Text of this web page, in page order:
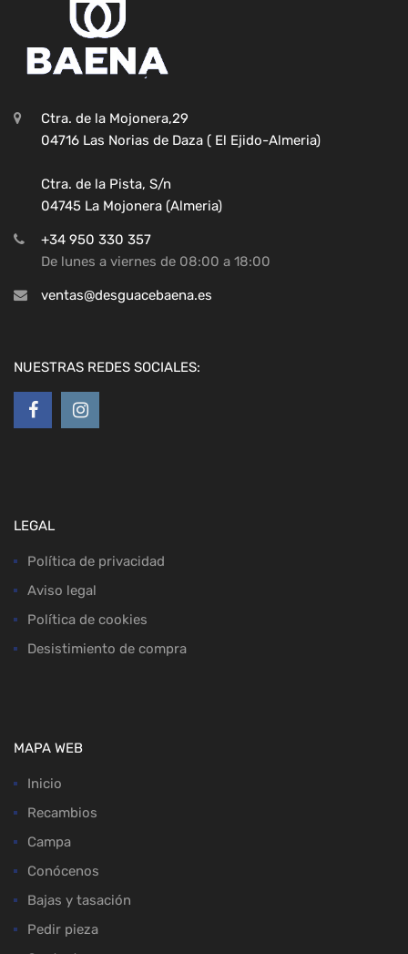
Ctra. de la Mojonera,29
04716 Las Norias de Daza ( El Ejido-Almeria)
Ctra. de la Pista, S/n
04745 La Mojonera (Almeria)
+34 950 330 357
De lunes a viernes de 08:00 a 18:00
ventas@desguacebaena.es
NUESTRAS REDES SOCIALES:
LEGAL
Política de privacidad
Aviso legal
Política de cookies
Desistimiento de compra
MAPA WEB
Inicio
Recambios
Campa
Conócenos
Bajas y tasación
Pedir pieza